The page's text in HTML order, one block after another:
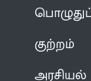
குற்றம்
அரசியல்